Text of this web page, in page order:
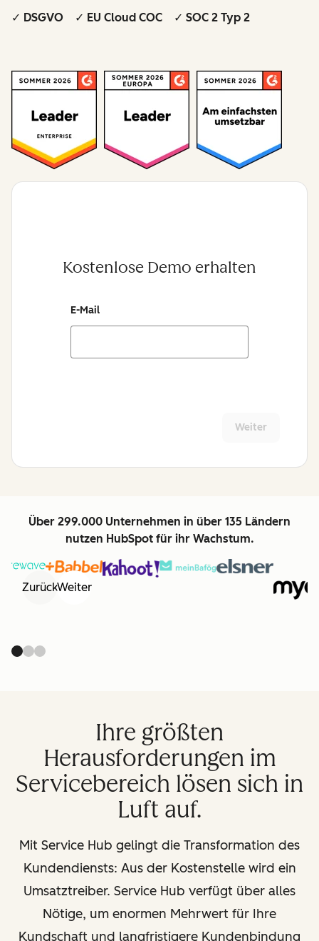
✓ DSGVO ✓ EU Cloud COC ✓ SOC 2 Typ 2
Kostenlose Demo erhalten
E-Mail
Weiter
Über 299.000 Unternehmen in über 135 Ländern
nutzen HubSpot für ihr Wachstum.
ZurückWeiter
Ihre größten
Herausforderungen im
Servicebereich lösen sich in
Luft auf.
Mit Service Hub gelingt die Transformation des
Kundendiensts: Aus der Kostenstelle wird ein
Umsatztreiber. Service Hub verfügt über alles
Nötige, um enormen Mehrwert für Ihre
Kundschaft und langfristigere Kundenbindung